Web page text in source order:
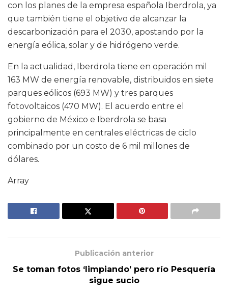
con los planes de la empresa española Iberdrola, ya
que también tiene el objetivo de alcanzar la
descarbonización para el 2030, apostando por la
energía eólica, solar y de hidrógeno verde.
En la actualidad, Iberdrola tiene en operación mil
163 MW de energía renovable, distribuidos en siete
parques eólicos (693 MW) y tres parques
fotovoltaicos (470 MW). El acuerdo entre el
gobierno de México e Iberdrola se basa
principalmente en centrales eléctricas de ciclo
combinado por un costo de 6 mil millones de
dólares.
Array
Publicación anterior
Se toman fotos ‘limpiando’ pero río Pesquería
sigue sucio